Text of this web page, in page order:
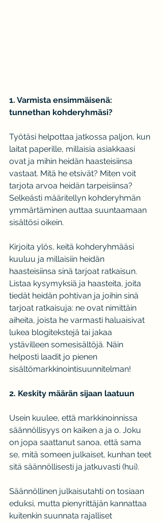
1. Varmista ensimmäisenä:
tunnethan kohderyhmäsi?
Työtäsi helpottaa jatkossa paljon, kun
laitat paperille, millaisia asiakkaasi
ovat ja mihin heidän haasteisiinsa
vastaat. Mitä he etsivät? Miten voit
tarjota arvoa heidän tarpeisiinsa?
Selkeästi määritellyn kohderyhmän
ymmärtäminen auttaa suuntaamaan
sisältösi oikein.
Kirjoita ylös, keitä kohderyhmääsi
kuuluu ja millaisiin heidän
haasteisiinsa sinä tarjoat ratkaisun.
Listaa kysymyksiä ja haasteita, joita
tiedät heidän pohtivan ja joihin sinä
tarjoat ratkaisuja: ne ovat nimittäin
aiheita, joista he varmasti haluaisivat
lukea blogitekstejä tai jakaa
ystävilleen somesisältöjä. Näin
helposti laadit jo pienen
sisältömarkkinointisuunnitelman!
2. Keskity määrän sijaan laatuun
Usein kuulee, että markkinoinnissa
säännöllisyys on kaiken a ja o. Joku
on jopa saattanut sanoa, että sama
se, mitä someen julkaiset, kunhan teet
sitä säännöllisesti ja jatkuvasti (hui).
Säännöllinen julkaisutahti on tosiaan
eduksi, mutta pienyrittäjän kannattaa
kuitenkin suunnata rajalliset